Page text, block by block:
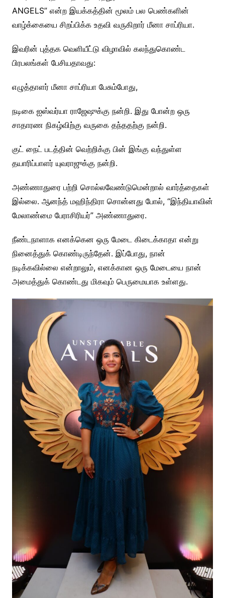
ANGELS” என்ற இயக்கத்தின் மூலம் பல பெண்களின்
வாழ்க்கையை சிறப்பிக்க உதவி வருகிறார் மீனா சாப்ரியா.
இவரின் புத்தக வெளியீட்டு விழாவில் கலந்துகொண்ட
பிரபலங்கள் பேசியதாவது:
எழுத்தாளர் மீனா சாப்ரியா பேசும்போது,
நடிகை ஐஸ்வர்யா ராஜேஷுக்கு நன்றி. இது போன்ற ஒரு
சாதாரண நிகழ்விற்கு வருகை தந்ததற்கு நன்றி.
குட் நைட் படத்தின் வெற்றிக்கு பின் இங்கு வந்துள்ள
தயாரிப்பாளர் யுவராஜுக்கு நன்றி.
அண்ணாதுரை பற்றி சொல்லவேண்டுமென்றால் வார்த்தைகள்
இல்லை. ஆனந்த் மஹிந்திரா சொன்னது போல், “இந்தியாவின்
மேலாண்மை பேராசிரியர்” அண்ணாதுரை.
நீண்டநாளாக எனக்கென ஒரு மேடை கிடைக்காதா என்று
நினைத்துக் கொண்டிருந்தேன். இப்போது, நான்
நடிக்கவில்லை என்றாலும், எனக்கான ஒரு மேடையை நான்
அமைத்துக் கொண்டது மிகவும் பெருமையாக உள்ளது.